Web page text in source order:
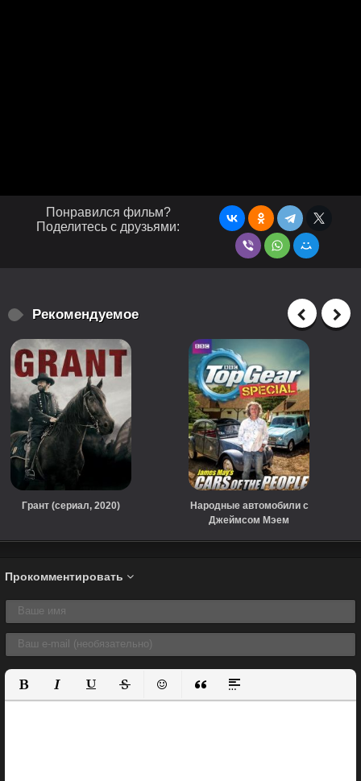
Понравился фильм?
Поделитесь с друзьями:
Рекомендуемое
Грант (сериал, 2020)
Народные автомобили с
Джеймсом Мэем
Прокомментировать
Полужирный
КурсивПодчеркнутый
ЗачеркнутыйВставить смайлик
Вставка цитаты
Вставка спойлера